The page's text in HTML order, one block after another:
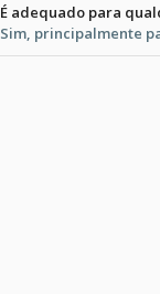
É adequado para
Sim, principalmente